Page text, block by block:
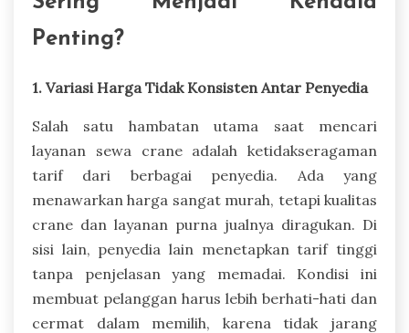
Penting?
1. Variasi Harga Tidak Konsisten Antar Penyedia
Salah satu hambatan utama saat mencari
layanan sewa crane adalah ketidakseragaman
tarif dari berbagai penyedia. Ada yang
menawarkan harga sangat murah, tetapi kualitas
crane dan layanan purna jualnya diragukan. Di
sisi lain, penyedia lain menetapkan tarif tinggi
tanpa penjelasan yang memadai. Kondisi ini
membuat pelanggan harus lebih berhati-hati dan
cermat dalam memilih, karena tidak jarang